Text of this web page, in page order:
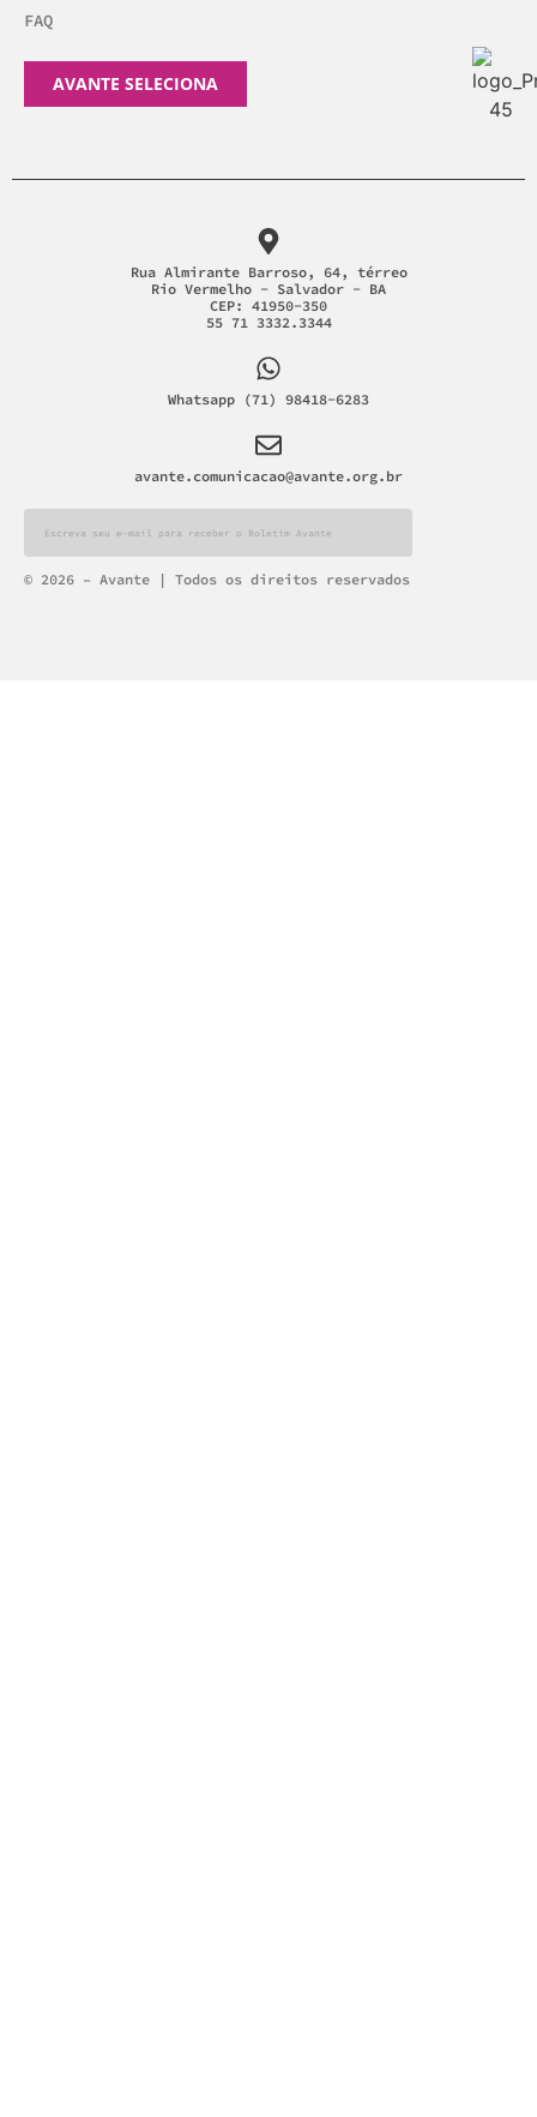
FAQ
AVANTE SELECIONA
Rua Almirante Barroso, 64, térreo
Rio Vermelho - Salvador - BA
CEP: 41950-350
55 71 3332.3344
Whatsapp (71) 98418-6283
avante.comunicacao@avante.org.br
Alternative:
© 2026 – Avante | Todos os direitos reservados